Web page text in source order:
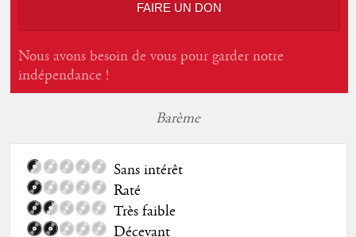
FAIRE UN DON
Nous avons besoin de vous pour garder notre
indépendance !
Barème
Sans intérêt
Raté
Très faible
Décevant